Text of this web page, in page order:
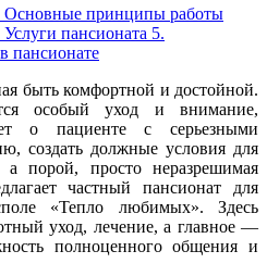
Основные принципы работы
Услуги пансионата 5.
пансионате
быть комфортной и достойной.
особый уход и внимание,
о пациенте с серьезными
создать должные условия для
порой, просто неразрешимая
частный пансионат для
«Тепло любимых». Здесь
уход, лечение, а главное —
полноценного общения и